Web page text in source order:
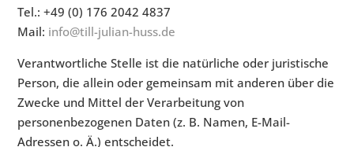
Tel.: +49 (0) 176 2042 4837
Mail: info@till-julian-huss.de
Verantwortliche Stelle ist die natürliche oder juristische
Person, die allein oder gemeinsam mit anderen über die
Zwecke und Mittel der Verarbeitung von
personenbezogenen Daten (z. B. Namen, E-Mail-
Adressen o. Ä.) entscheidet.